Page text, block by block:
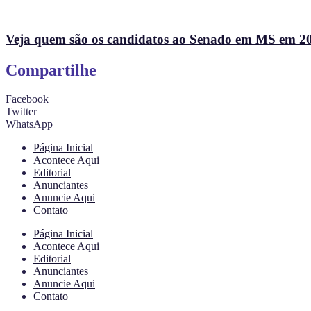
Veja quem são os candidatos ao Senado em MS em
Compartilhe
Facebook
Twitter
WhatsApp
Página Inicial
Acontece Aqui
Editorial
Anunciantes
Anuncie Aqui
Contato
Página Inicial
Acontece Aqui
Editorial
Anunciantes
Anuncie Aqui
Contato